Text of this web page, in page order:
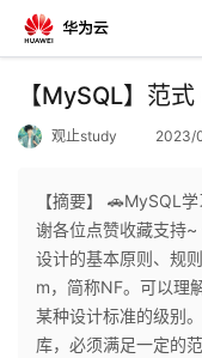
返
个
人
我
【MySQL】范
观止study 2023/
【摘要】 🚗MySQL
谢各位点赞收藏支持
设计的基本原则、规
m，简称NF。可以理
某种设计标准的级别
库，必须满足一定的